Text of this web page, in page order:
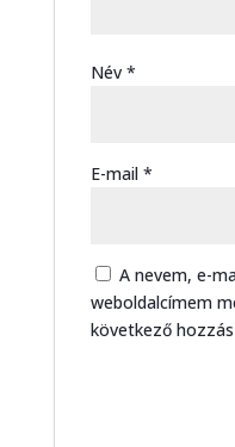
Név *
E-mail *
A nevem, e-
weboldalcímem
következő